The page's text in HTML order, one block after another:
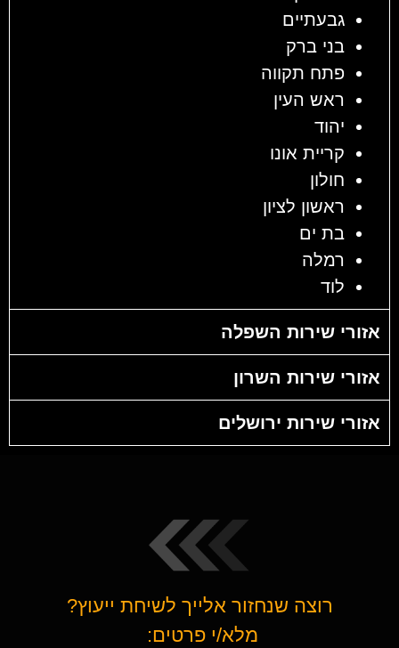
גבעתיים
בני ברק
פתח תקווה
ראש העין
יהוד
קריית אונו
חולון
ראשון לציון
בת ים
רמלה
לוד
אזורי שירות השפלה
אזורי שירות השרון
אזורי שירות ירושלים
רוצה שנחזור אלייך לשיחת ייעוץ?
מלא/י פרטים: